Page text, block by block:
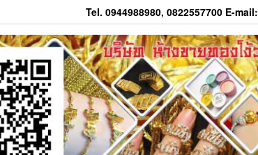
Tel. 0944988980, 0822557700 E-mail: